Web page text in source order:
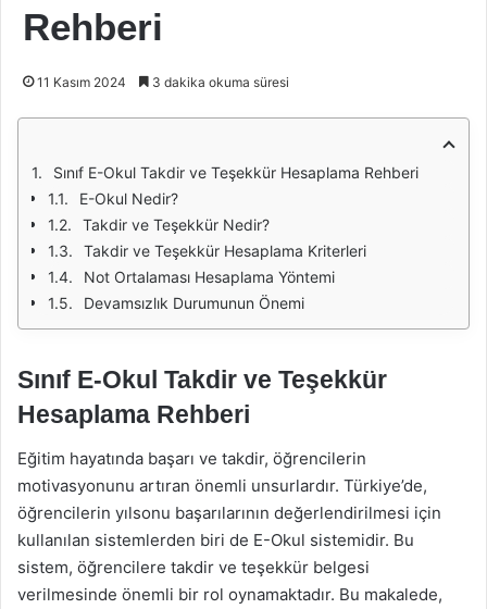
Rehberi
11 Kasım 2024 3 dakika okuma süresi
Sınıf E-Okul Takdir ve Teşekkür Hesaplama Rehberi
E-Okul Nedir?
Takdir ve Teşekkür Nedir?
Takdir ve Teşekkür Hesaplama Kriterleri
Not Ortalaması Hesaplama Yöntemi
Devamsızlık Durumunun Önemi
Sınıf E-Okul Takdir ve Teşekkür
Hesaplama Rehberi
Eğitim hayatında başarı ve takdir, öğrencilerin
motivasyonunu artıran önemli unsurlardır. Türkiye’de,
öğrencilerin yılsonu başarılarının değerlendirilmesi için
kullanılan sistemlerden biri de E-Okul sistemidir. Bu
sistem, öğrencilere takdir ve teşekkür belgesi
verilmesinde önemli bir rol oynamaktadır. Bu makalede,